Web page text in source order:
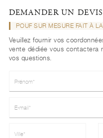
DEMANDER UN DEVIS
POUF SUR MESURE FAIT À
Veuillez fournir vos
vente dédiée vous contactera
vos questions.